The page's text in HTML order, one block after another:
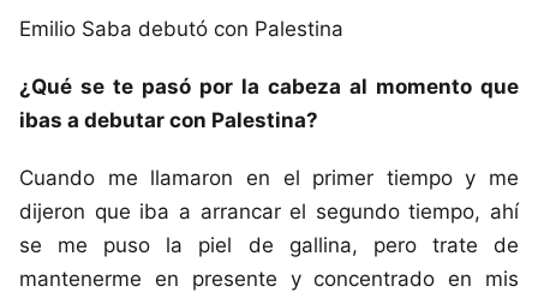
Emilio Saba debutó con Palestina
¿Qué se te pasó por la cabeza al momento que
ibas a debutar con Palestina?
Cuando me llamaron en el primer tiempo y me
dijeron que iba a arrancar el segundo tiempo, ahí
se me puso la piel de gallina, pero trate de
mantenerme en presente y concentrado en mis